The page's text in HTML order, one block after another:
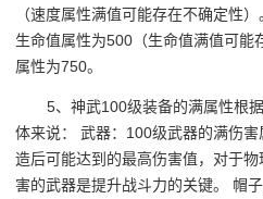
（速度属性满值可能存在不确定性
生命值属性为500（生命值满值可能
属性为750。
5、神武100级装备的满属性根
体来说： 武器：100级武器的满伤
造后可能达到的最高伤害值，对于
害的武器是提升战斗力的关键。 帽